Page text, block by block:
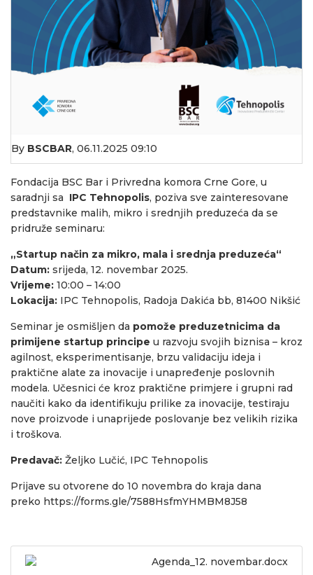
By BSCBAR, 06.11.2025 09:10
Fondacija BSC Bar i Privredna komora Crne Gore, u
saradnji sa IPC Tehnopolis, poziva sve zainteresovane
predstavnike malih, mikro i srednjih preduzeća da se
pridruže seminaru:
„Startup način za mikro, mala i srednja preduzeća“
Datum: srijeda, 12. novembar 2025.
Vrijeme: 10:00 – 14:00
Lokacija: IPC Tehnopolis, Radoja Dakića bb, 81400 Nikšić
Seminar je osmišljen da pomože preduzetnicima da
primijene startup principe u razvoju svojih biznisa – kroz
agilnost, eksperimentisanje, brzu validaciju ideja i
praktične alate za inovacije i unapređenje poslovnih
modela. Učesnici će kroz praktične primjere i grupni rad
naučiti kako da identifikuju prilike za inovacije, testiraju
nove proizvode i unaprijede poslovanje bez velikih rizika
i troškova.
Predavač: Željko Lučić, IPC Tehnopolis
Prijave su otvorene do 10 novembra do kraja dana
preko https://forms.gle/7588HsfmYHMBM8J58
Agenda_12. novembar.docx